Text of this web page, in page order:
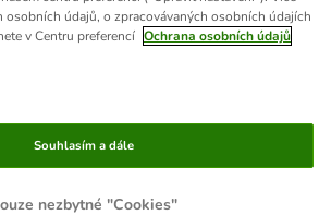
Způsoby platby
osobních údajů
osobních údajů, o zpracovávaných osobních údajích
v Centru preferencí Ochrana osobních údajů
nezbytné "Cookies"
Souhlasím a dále